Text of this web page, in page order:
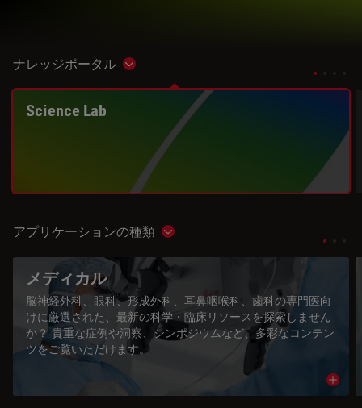
ナレッジポータル Show subnavigation
Science Lab
アプリケーションの種類 Show subnavigation
メディカル
脳神経外科、眼科、形成外科、耳鼻咽喉科、歯科の専門医向
けに厳選された、最新の科学・臨床リソースを探索しません
か？ 貴重な症例や洞察、シンポジウムなど、多彩なコンテン
ツをご覧いただけます。